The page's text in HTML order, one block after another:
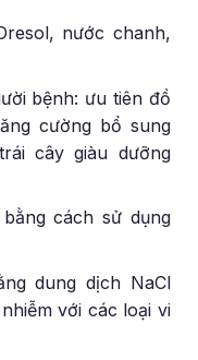
nước chanh,
bệnh: ưu tiên đồ
cường bổ sung
cây giàu dưỡng
cách sử dụng
dung dịch NaCl
với các loại vi